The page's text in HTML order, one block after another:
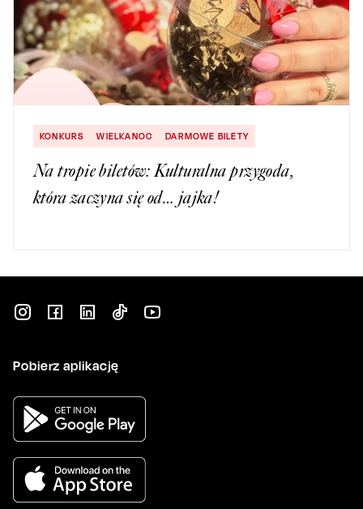
KONKURS WIELKANOC DARMOWE BILETY
Na tropie biletów: Kulturalna przygoda,
która zaczyna się od… jajka!
Pobierz aplikację